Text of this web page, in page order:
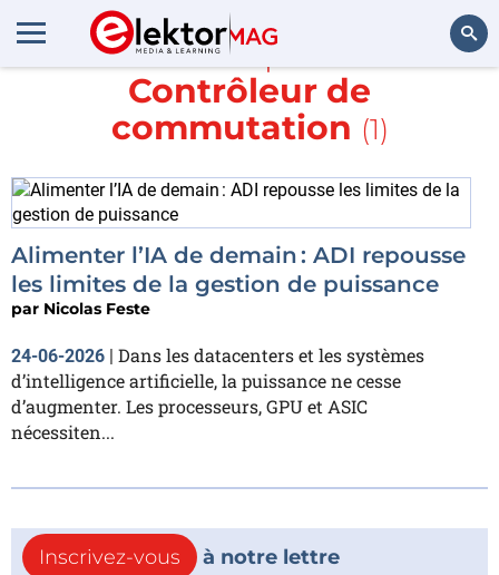
En savoir plus sur
Contrôleur de
commutation (1)
Alimenter l’IA de demain : ADI repousse
les limites de la gestion de puissance
par Nicolas Feste
24-06-2026 | Dans les datacenters et les systèmes
d’intelligence artificielle, la puissance ne cesse
d’augmenter. Les processeurs, GPU et ASIC
nécessiten...
Inscrivez-vous
à notre lettre